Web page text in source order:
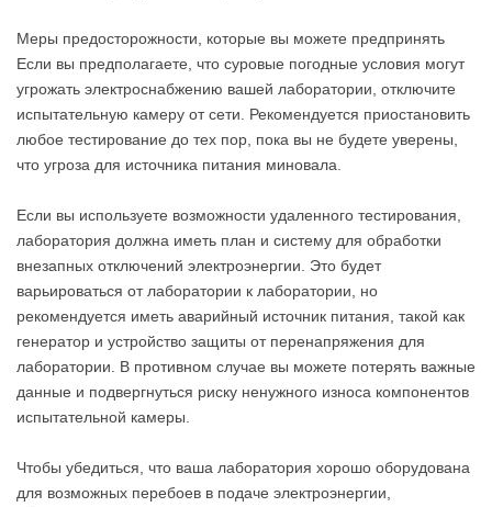
Меры предосторожности, которые вы можете предпринять
Если вы предполагаете, что суровые погодные условия могут
угрожать электроснабжению вашей лаборатории, отключите
испытательную камеру от сети. Рекомендуется приостановить
любое тестирование до тех пор, пока вы не будете уверены,
что угроза для источника питания миновала.
Если вы используете возможности удаленного тестирования,
лаборатория должна иметь план и систему для обработки
внезапных отключений электроэнергии. Это будет
варьироваться от лаборатории к лаборатории, но
рекомендуется иметь аварийный источник питания, такой как
генератор и устройство защиты от перенапряжения для
лаборатории. В противном случае вы можете потерять важные
данные и подвергнуться риску ненужного износа компонентов
испытательной камеры.
Чтобы убедиться, что ваша лаборатория хорошо оборудована
для возможных перебоев в подаче электроэнергии,